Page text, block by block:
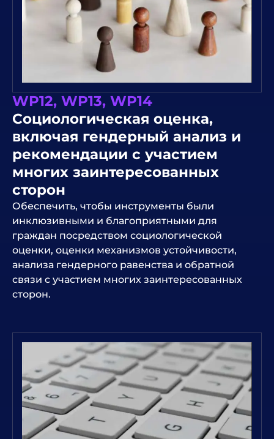
WP12, WP13, WP14
Социологическая оценка,
включая гендерный анализ и
рекомендации с участием
многих заинтересованных
сторон
Обеспечить, чтобы инструменты были
инклюзивными и благоприятными для
граждан посредством социологической
оценки, оценки механизмов устойчивости,
анализа гендерного равенства и обратной
связи с участием многих заинтересованных
сторон.